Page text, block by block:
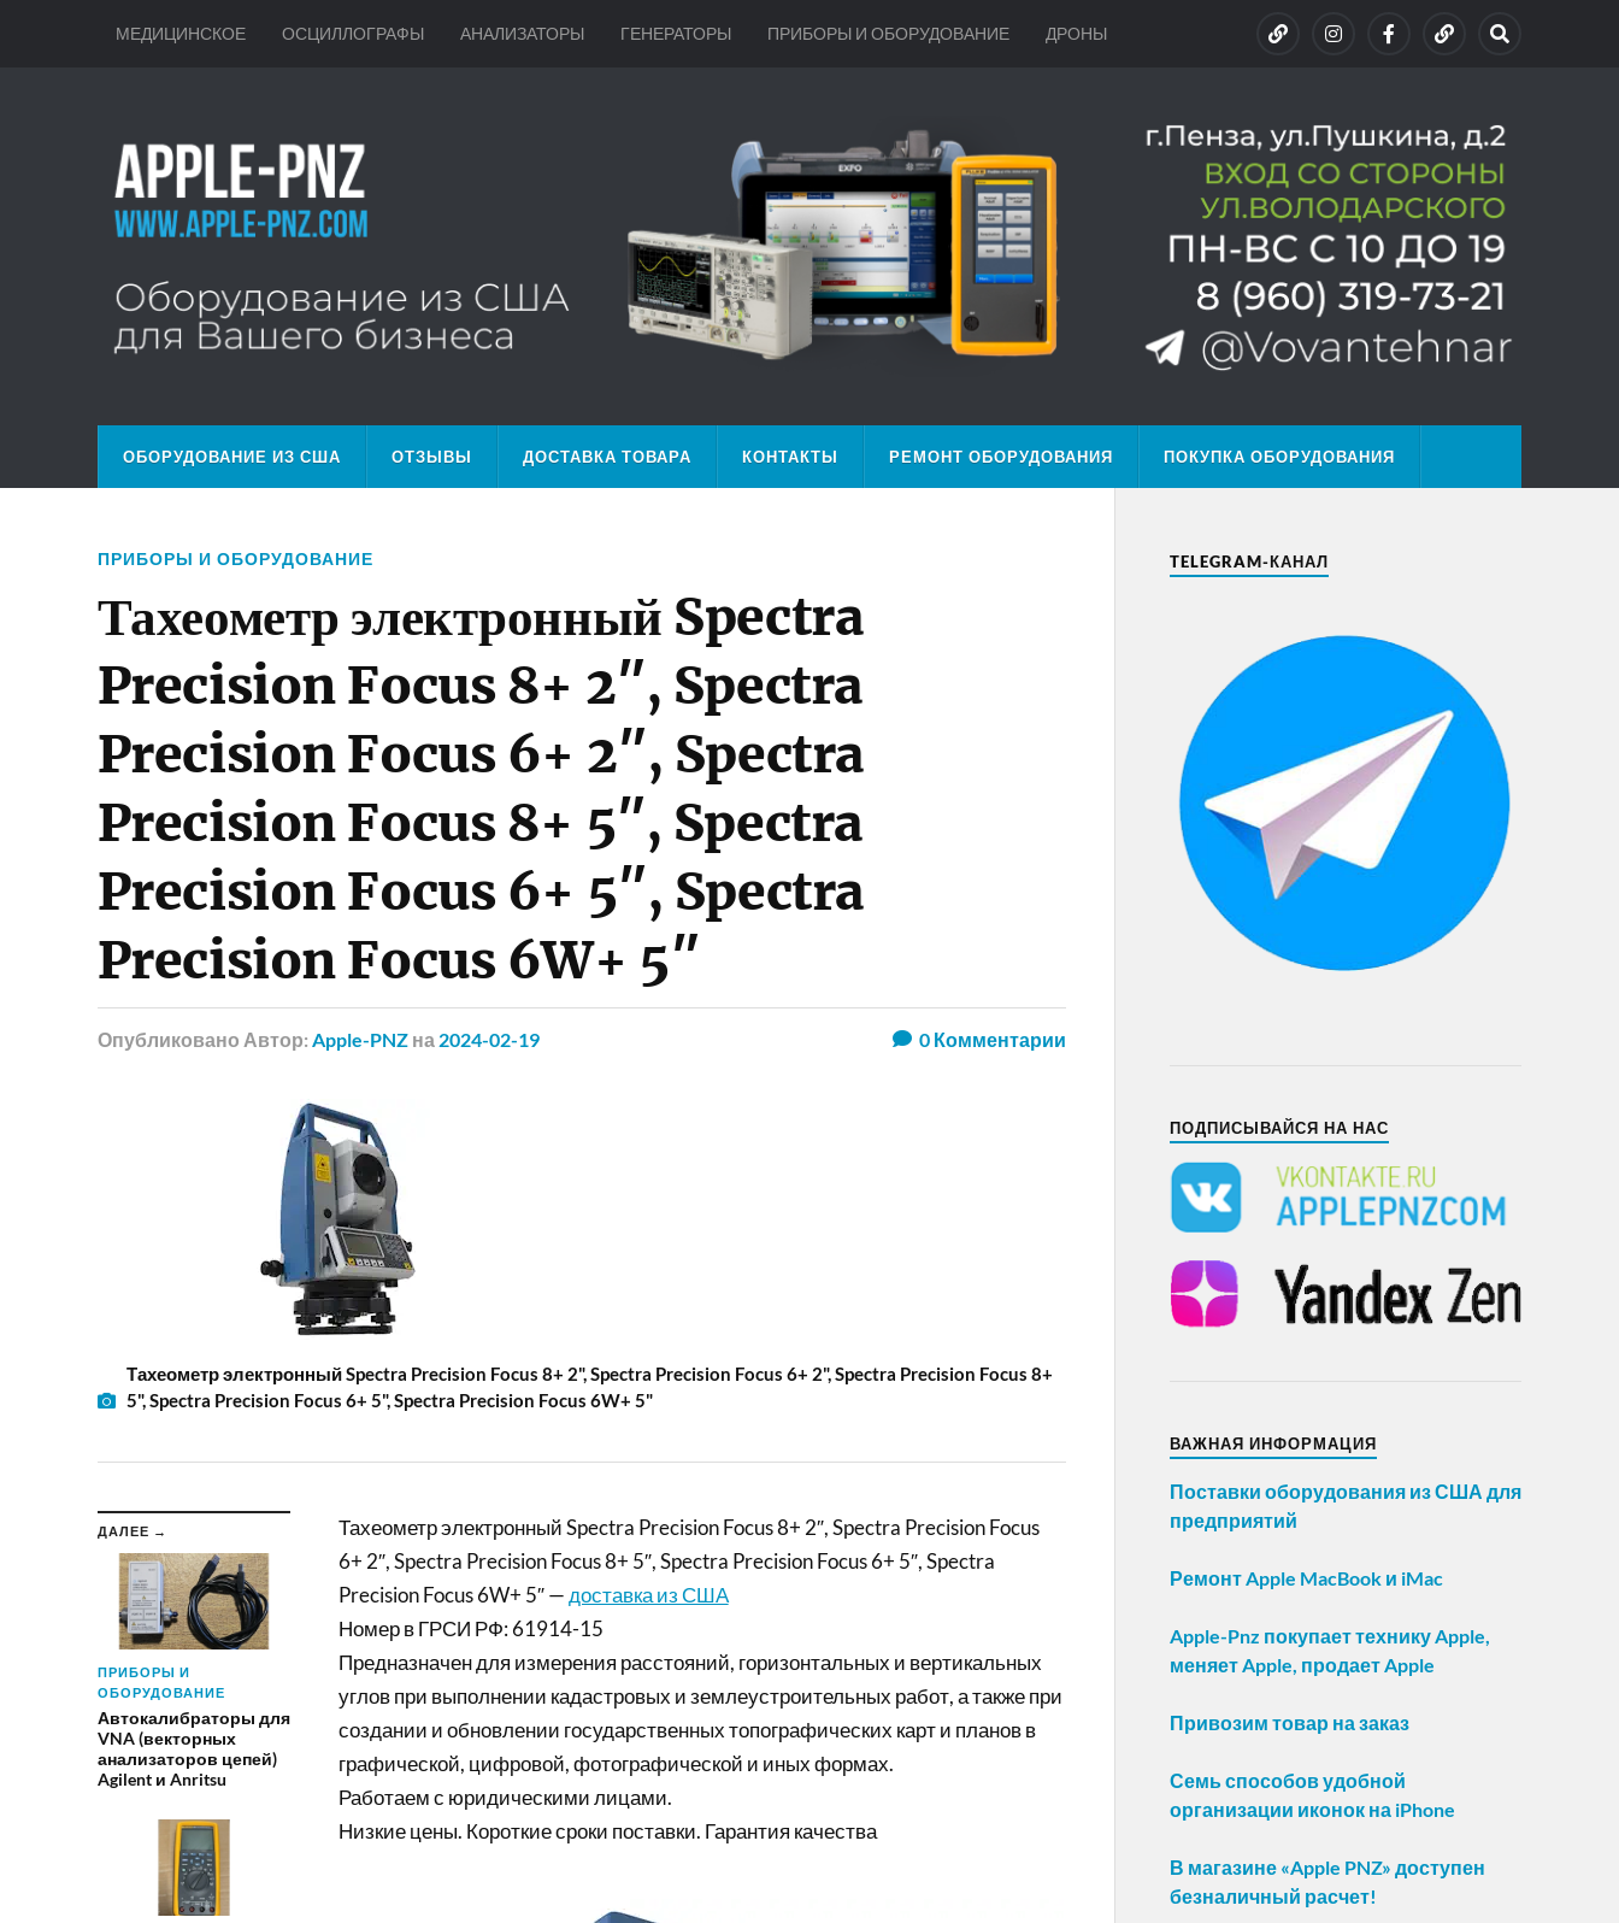
МЕДИЦИНСКОЕ ОСЦИЛЛОГРАФЫ АНАЛИЗАТОРЫ ГЕНЕРАТОРЫ ПРИБОРЫ И ОБОРУДОВАНИЕ ДРОНЫ
ОБОРУДОВАНИЕ ИЗ США ОТЗЫВЫ ДОСТАВКА ТОВАРА КОНТАКТЫ РЕМОНТ ОБОРУДОВАНИЯ ПОКУПКА ОБОРУДОВАНИЯ
ПРИБОРЫ И ОБОРУДОВАНИЕ
Тахеометр электронный Spectra
Precision Focus 8+ 2″, Spectra
Precision Focus 6+ 2″, Spectra
Precision Focus 8+ 5″, Spectra
Precision Focus 6+ 5″, Spectra
Precision Focus 6W+ 5″
Опубликовано Автор: Apple-PNZ на 2024-02-19 0Комментарии
Тахеометр электронный Spectra Precision Focus 8+ 2", Spectra Precision Focus 6+ 2", Spectra Precision Focus 8+
5", Spectra Precision Focus 6+ 5", Spectra Precision Focus 6W+ 5"
ДАЛЕЕ →
ПРИБОРЫ И
ОБОРУДОВАНИЕ
Автокалибраторы для
VNA (векторных
анализаторов цепей)
Agilent и Anritsu
Тахеометр электронный Spectra Precision Focus 8+ 2″, Spectra Precision Focus
6+ 2″, Spectra Precision Focus 8+ 5″, Spectra Precision Focus 6+ 5″, Spectra
Precision Focus 6W+ 5″ — доставка из США
Номер в ГРСИ РФ: 61914-15
Предназначен для измерения расстояний, горизонтальных и вертикальных
углов при выполнении кадастровых и землеустроительных работ, а также при
создании и обновлении государственных топографических карт и планов в
графической, цифровой, фотографической и иных формах.
Работаем с юридическими лицами.
Низкие цены. Короткие сроки поставки. Гарантия качества
TELEGRAM-КАНАЛ
ПОДПИСЫВАЙСЯ НА НАС
ВАЖНАЯ ИНФОРМАЦИЯ
Поставки оборудования из США для
предприятий
Ремонт Apple MacBook и iMac
Apple-Pnz покупает технику Apple,
меняет Apple, продает Apple
Привозим товар на заказ
Семь способов удобной
организации иконок на iPhone
В магазине «Apple PNZ» доступен
безналичный расчет!